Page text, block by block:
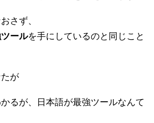
さず、
ールを手にしているのと同じこと
が
かるが、日本語が最強ツールなんて